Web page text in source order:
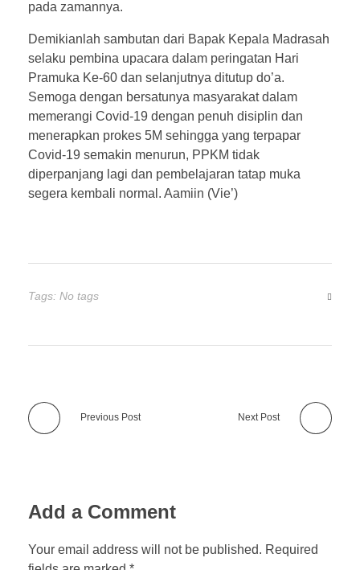
pada zamannya.
Demikianlah sambutan dari Bapak Kepala Madrasah
selaku pembina upacara dalam peringatan Hari
Pramuka Ke-60 dan selanjutnya ditutup do’a.
Semoga dengan bersatunya masyarakat dalam
memerangi Covid-19 dengan penuh disiplin dan
menerapkan prokes 5M sehingga yang terpapar
Covid-19 semakin menurun, PPKM tidak
diperpanjang lagi dan pembelajaran tatap muka
segera kembali normal. Aamiin (Vie’)
Tags: No tags
Previous Post Next Post
Add a Comment
Your email address will not be published. Required